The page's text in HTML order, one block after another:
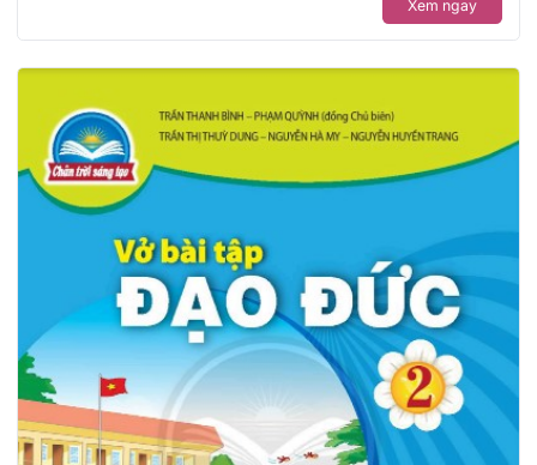
Xem ngay